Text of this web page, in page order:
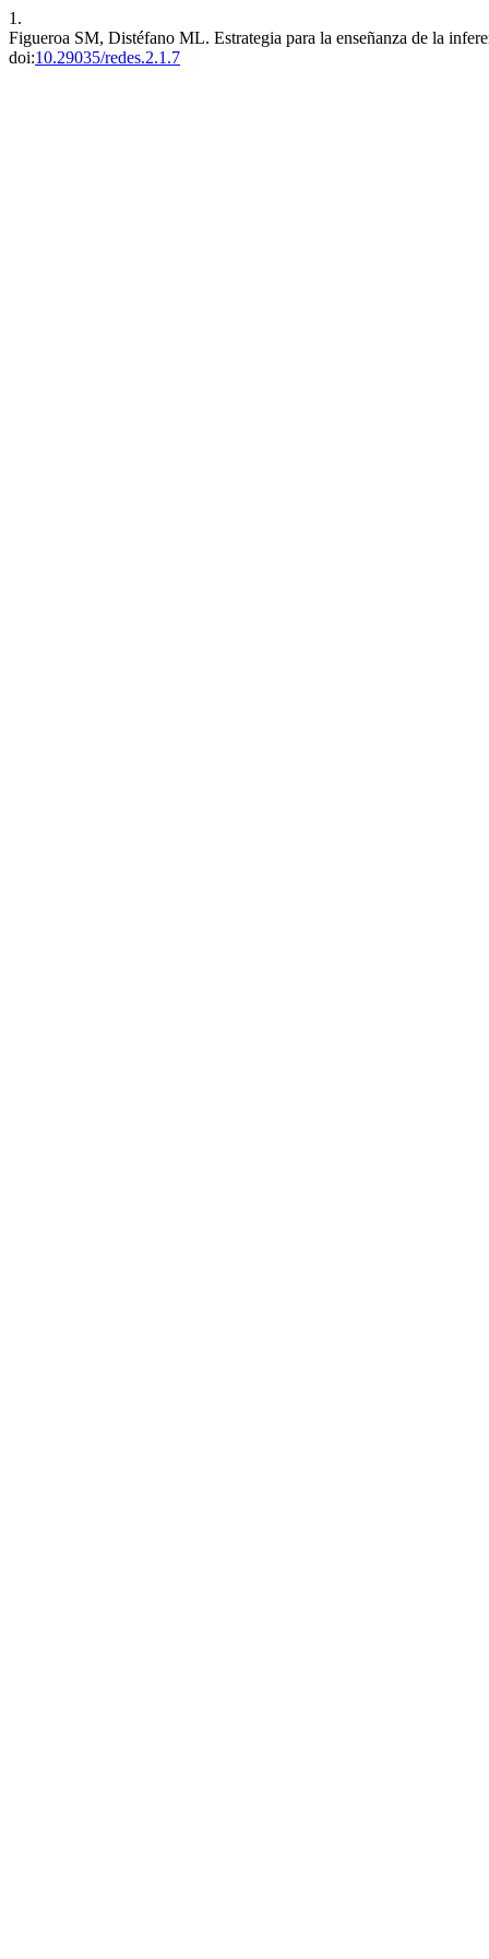
1.
Figueroa SM, Distéfano ML. Estrategia para la enseñanza de la
doi:10.29035/redes.2.1.7